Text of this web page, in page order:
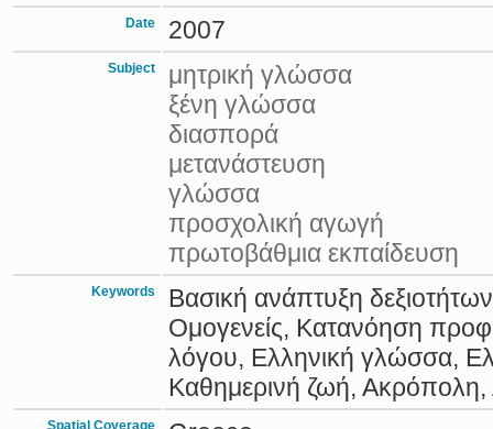
Date 2007
Subject
μητρική γλώσσα
ξένη γλώσσα
διασπορά
μετανάστευση
γλώσσα
προσχολική αγωγή
πρωτοβάθμια εκπαίδευση
Keywords
Βασική ανάπτυξη
Ομογενείς, Κατανόηση
λόγου, Ελληνική γλώσσα,
Καθημερινή ζωή, Ακρόπολη,
Spatial Coverage